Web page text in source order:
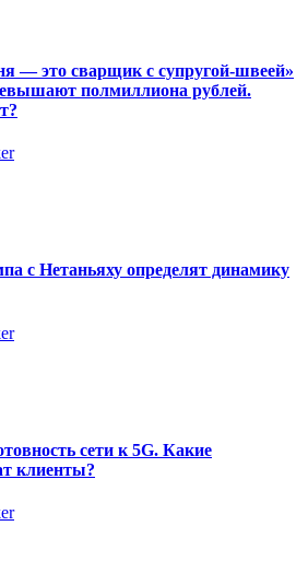
— это сварщик с супругой-швеей»
полмиллиона рублей.
с Нетаньяху определят динамику
сети к 5G. Какие
клиенты?